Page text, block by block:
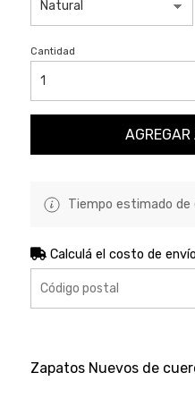
Cantidad
Tiempo estimado de
Calculá el costo de envío
Zapatos Nuevos de